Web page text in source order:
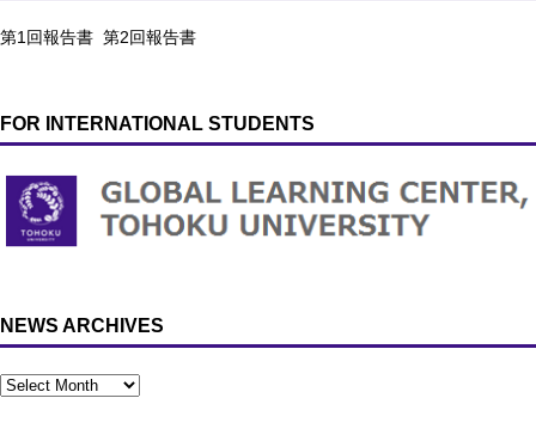
第1回報告書 第2回報告書
FOR INTERNATIONAL STUDENTS
NEWS ARCHIVES